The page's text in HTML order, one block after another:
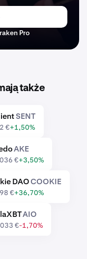
Pro
także
SENT
€+1,50%
AKE
€+3,50%
DAOCOOKIE
€+36,70%
AIO
€-1,70%